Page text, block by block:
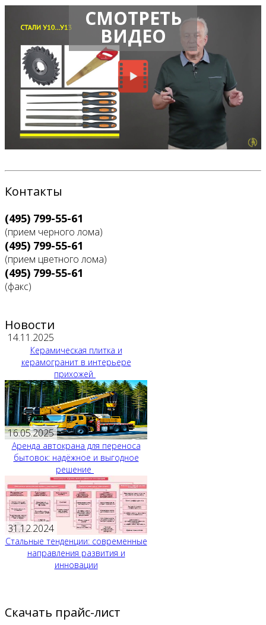
СМОТРЕТЬ
ВИДЕО
Контакты
(495) 799-55-61
(прием черного лома)
(495) 799-55-61
(прием цветного лома)
(495) 799-55-61
(факс)
Новости
14.11.2025
Керамическая плитка и
керамогранит в интерьере
прихожей
16.05.2025
Аренда автокрана для переноса
бытовок: надёжное и выгодное
решение
31.12.2024
Стальные тенденции: современные
направления развития и
инновации
Скачать прайс-лист